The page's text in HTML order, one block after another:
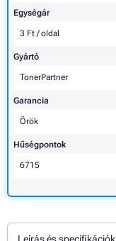
Egységár
3 Ft / oldal
Gyártó
TonerPartner
Garancia
Örök
Hűségpontok
6715